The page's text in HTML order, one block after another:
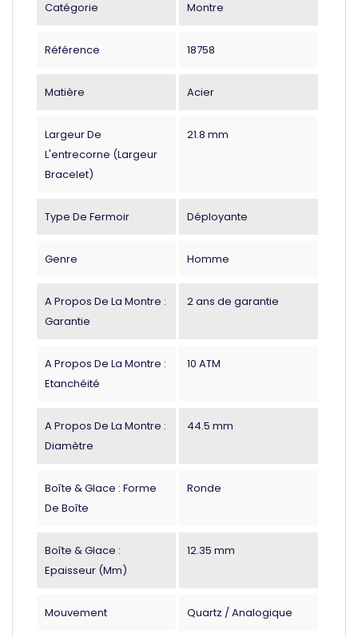
Catégorie Montre
Référence 18758
Matière Acier
Largeur De
L'entrecorne (largeur
Bracelet)
21.8 mm
Type De Fermoir Déployante
Genre Homme
A Propos De La Montre :
Garantie
2 ans de garantie
A Propos De La Montre :
Etanchéité
10 ATM
A Propos De La Montre :
Diamètre
44.5 mm
Boîte & Glace : Forme
De Boîte
Ronde
Boîte & Glace :
Epaisseur (mm)
12.35 mm
Mouvement Quartz / Analogique